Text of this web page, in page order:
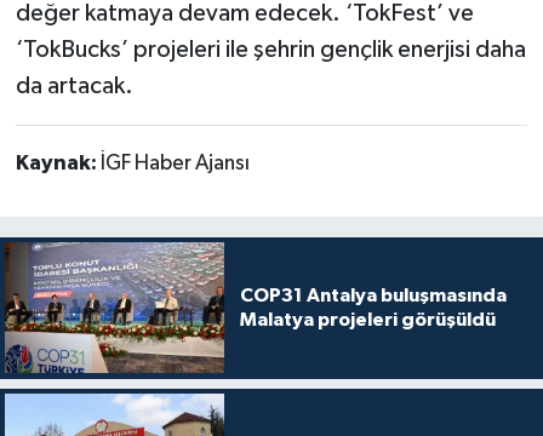
değer katmaya devam edecek. ‘TokFest’ ve
‘TokBucks’ projeleri ile şehrin gençlik enerjisi daha
da artacak.
Kaynak: İGF Haber Ajansı
COP31 Antalya buluşmasında
Malatya projeleri görüşüldü